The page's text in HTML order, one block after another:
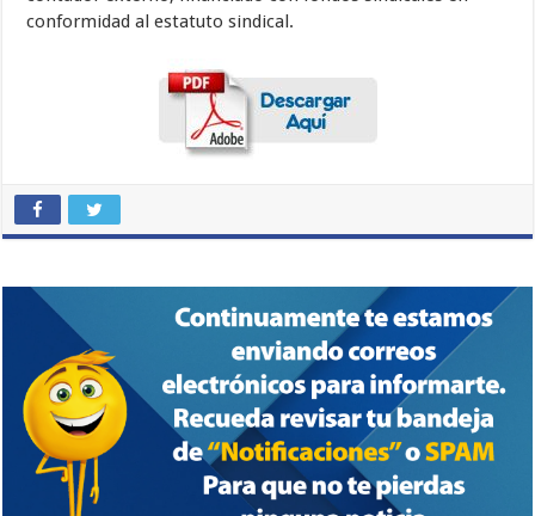
conformidad al estatuto sindical.